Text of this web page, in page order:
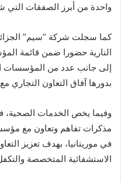
واحدة من أبرز الصفقات التي
كما سجلت شركة “سيم”
النارية حضورا ضمن قائمة
إلى جانب عدد من المؤسسات
بدورها آفاق التعاون التجاري
وفيما يخص الخدمات الصحية،
مذكرات تفاهم وتعاون مع
في موريتانيا، بهدف تعزيز
الاستشفائية المتخصصة